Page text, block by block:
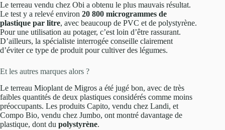
Le terreau vendu chez Obi a obtenu le plus mauvais résultat.
Le test y a relevé environ 20 800 microgrammes de
plastique par litre, avec beaucoup de PVC et de polystyrène.
Pour une utilisation au potager, c’est loin d’être rassurant.
D’ailleurs, la spécialiste interrogée conseille clairement
d’éviter ce type de produit pour cultiver des légumes.
Et les autres marques alors ?
Le terreau Mioplant de Migros a été jugé bon, avec de très
faibles quantités de deux plastiques considérés comme moins
préoccupants. Les produits Capito, vendu chez Landi, et
Compo Bio, vendu chez Jumbo, ont montré davantage de
plastique, dont du polystyrène.